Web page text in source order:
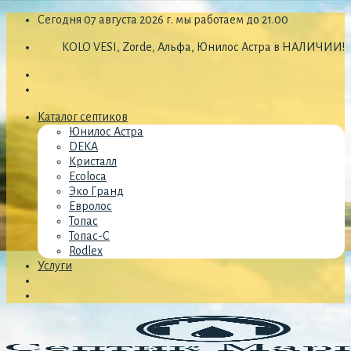
Skip
content
Сегодня 07 августа 2026 г. мы работаем до 21.00
KOLO VESI, Zorde, Альфа, Юнилос Астра в НАЛИЧИИ!
Каталог септиков
Юнилос Астра
DEKA
Кристалл
Ecoloca
Эко Гранд
Евролос
Топас
Топас-С
Rodlex
Услуги